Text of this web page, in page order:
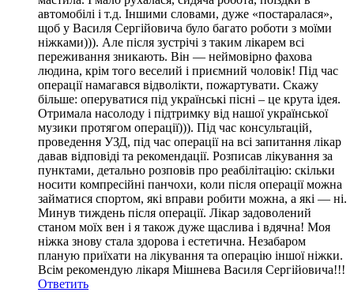
автомобілі і т.д. Іншими словами, дуже «постаралася»,
щоб у Василя Сергійовича було багато роботи з моїми
ніжками))). Але після зустрічі з таким лікарем всі
переживання зникають. Він — неймовірно фахова
людина, крім того веселий і приємний чоловік! Під час
операції намагався відволікти, пожартувати. Скажу
більше: оперуватися під українські пісні – це крута ідея.
Отримала насолоду і підтримку від нашої української
музики протягом операції))). Під час консультацій,
проведення УЗД, під час операції на всі запитання лікар
давав відповіді та рекомендації. Розписав лікування за
пунктами, детально розповів про реабілітацію: скільки
носити компресійні панчохи, коли після операції можна
займатися спортом, які вправи робити можна, а які — ні.
Минув тиждень після операції. Лікар задоволений
станом моїх вен і я також дуже щаслива і вдячна! Моя
ніжка знову стала здорова і естетична. Незабаром
планую приїхати на лікування та операцію іншої ніжки.
Всім рекомендую лікаря Мішнева Василя Сергійовича!!!
Ответить